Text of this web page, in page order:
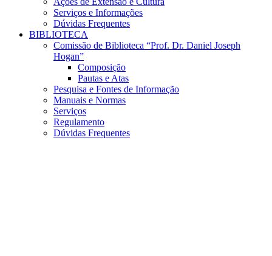
Serviços e Informações
Dúvidas Frequentes
BIBLIOTECA
Comissão de Biblioteca “Prof. Dr. Daniel Joseph
Hogan”
Composição
Pautas e Atas
Pesquisa e Fontes de Informação
Manuais e Normas
Serviços
Regulamento
Dúvidas Frequentes